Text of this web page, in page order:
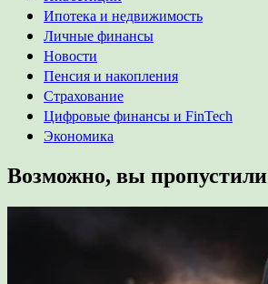
Ипотека и недвижимость
Личные финансы
Новости
Пенсия и накопления
Страхование
Цифровые финансы и FinTech
Экономика
Возможно, вы пропустили